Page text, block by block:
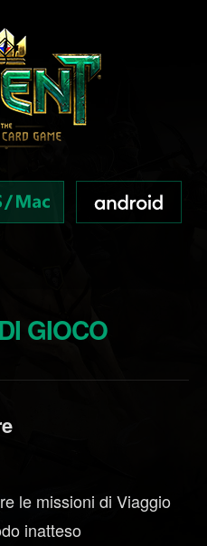
GIOCO
le missioni di Viaggio
inatteso